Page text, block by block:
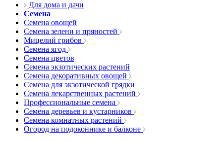
Для дома и дачи
Семена
Семена овощей
Семена зелени и пряностей
Мицелий грибов
Семена ягод
Семена цветов
Семена экзотических растений
Семена декоративных овощей
Семена для экзотической грядки
Семена лекарственных растений
Профессиональные семена
Семена деревьев и кустарников
Семена комнатных растений
Огород на подоконнике и балконе